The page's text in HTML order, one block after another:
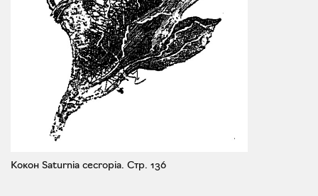
Кокон Saturnia cecropia. Стр. 136